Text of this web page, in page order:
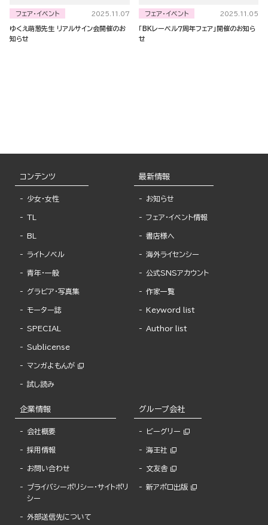
フェア・イベント 2025.11.07
ゆくえ萌葱先生 リアルサイン会開催のお
知らせ
フェア・イベント 2025.11.05
「BKレーベル７周年フェア」開催のお知ら
せ
コンテンツ
少女・女性
TL
BL
ライトノベル
青年・一般
グラビア・写真集
モーター誌
SPECIAL
Sublicense
マンガよもんが
試し読み
最新情報
お知らせ
フェア・イベント情報
書店様へ
海外ライセンシー
公式SNSアカウント
作家一覧
Keyword list
Author list
企業情報
会社概要
採用情報
お問い合わせ
プライバシーポリシー・サイトポリ
シー
外部送信先について
グループ会社
ビーグリー
海王社
文友舎
新アポロ出版